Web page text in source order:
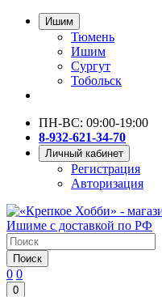
Ишим
Тюмень
Ишим
Сургут
Тобольск
ПН-ВС: 09:00-19:00
8-932-621-34-70
Личный кабинет
Регистрация
Авторизация
Поиск
0 0
0